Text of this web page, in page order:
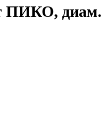
ПИКО, диам.